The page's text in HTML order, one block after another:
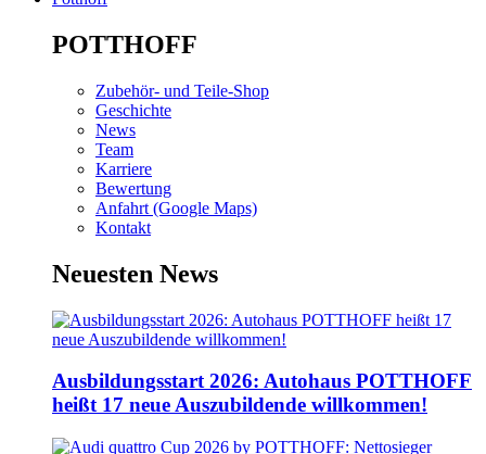
POTTHOFF
Zubehör- und Teile-Shop
Geschichte
News
Team
Karriere
Bewertung
Anfahrt (Google Maps)
Kontakt
Neuesten News
Ausbildungsstart 2026: Autohaus POTTHOFF
heißt 17 neue Auszubildende willkommen!